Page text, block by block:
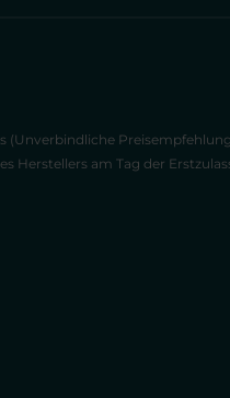
(Unverbindliche
Herstellers am Tag der